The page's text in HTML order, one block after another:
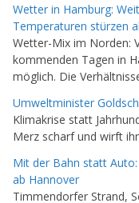
Wetter in Hamburg:
Temperaturen stürzen
Wetter-Mix im Norden:
kommenden Tagen in
möglich. Die
Umweltminister
Klimakrise statt
Merz scharf und wirft
Mit der Bahn statt
ab Hannover
Timmendorfer Strand,